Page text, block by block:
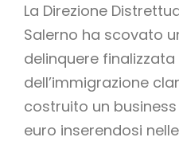
La Direzione
Salerno ha scovato
delinquere
dell’immigrazione
costruito un
euro inserendosi